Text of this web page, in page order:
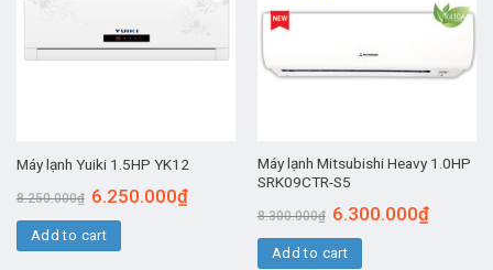
Máy lạnh Yuiki 1.5HP YK12
8.250.000₫ 6.250.000₫
Add to cart
Máy lạnh Mitsubishi Heavy 1.0HP
SRK09CTR-S5
8.300.000₫ 6.300.000₫
Add to cart